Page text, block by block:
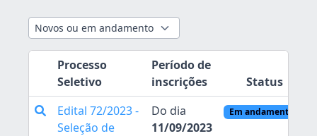
Processo
Seletivo
Período de
inscrições
Status
Edital 72/2023 -
Seleção de
Do dia
11/09/2023
Em andamento